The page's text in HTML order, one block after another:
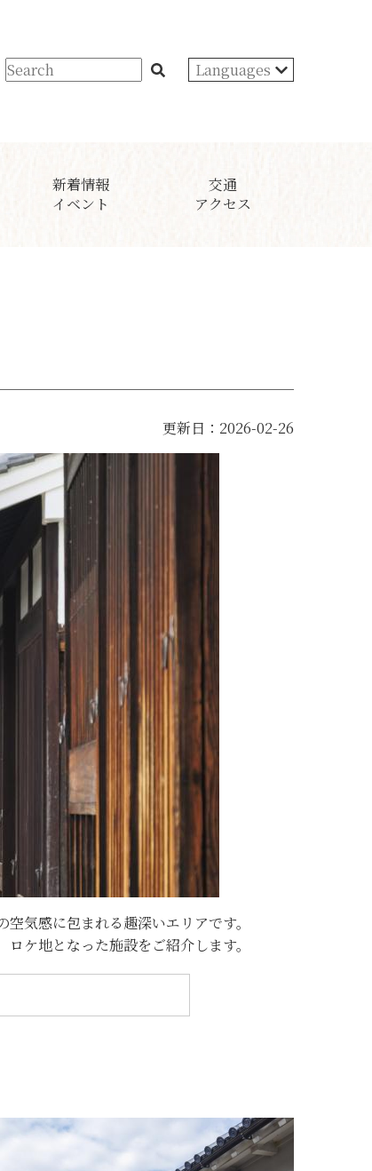
Languages
新着情報
イベント
交通
アクセス
更新日：2026-02-26
気感に包まれる趣深いエリアです。
ケ地となった施設をご紹介します。